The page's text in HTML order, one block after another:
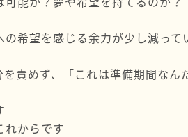
希望を感じる余力が少し減って
責めず、「これは準備期間なん
れからです